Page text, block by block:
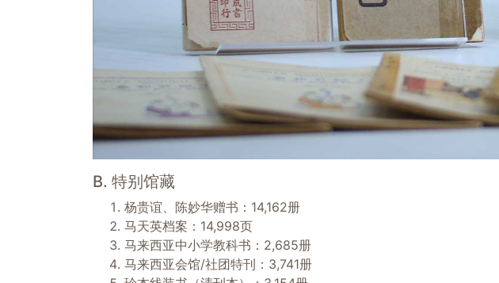
B. 特别馆藏
杨贵谊、陈妙华赠书：14,162册
马天英档案：14,998页
马来西亚中小学教科书：2,685册
马来西亚会馆/社团特刊：3,741册